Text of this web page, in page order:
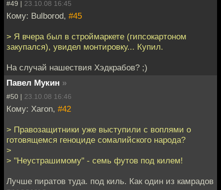
#49 | 23.10.08 16:45
Кому: Bulborod, #45
> Я вчера был в строймаркете (гипсокартоном
закупался), увидел монтировку... Купил.
На случай нашествия Хэдкрабов? ;)
Павел Мукин »
#50 | 23.10.08 16:46
Кому: Xaron, #42
> Правозащитники уже выступили с воплями о
готовящемся геноциде сомалийского народа?
>
> "Неустрашимому" - семь футов под килем!
Лучше пиратов туда. под киль. Как один из камрадов